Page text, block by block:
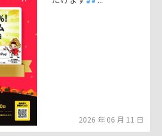
2026 年 06 月 11 日